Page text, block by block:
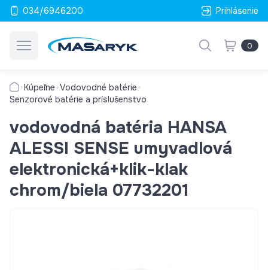
034/6946200 Prihlásenie
0
Kúpeľne Vodovodné batérie
Senzorové batérie a príslušenstvo
vodovodná batéria HANSA
ALESSI SENSE umyvadlová
elektronická+klik-klak
chrom/biela 07732201